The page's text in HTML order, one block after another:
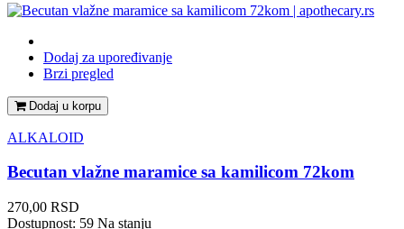
Dodaj za upoređivanje
Brzi pregled
Dodaj u korpu
ALKALOID
Becutan vlažne maramice sa kamilicom 72kom
Cena
270,00 RSD
Dostupnost: 59 Na stanju